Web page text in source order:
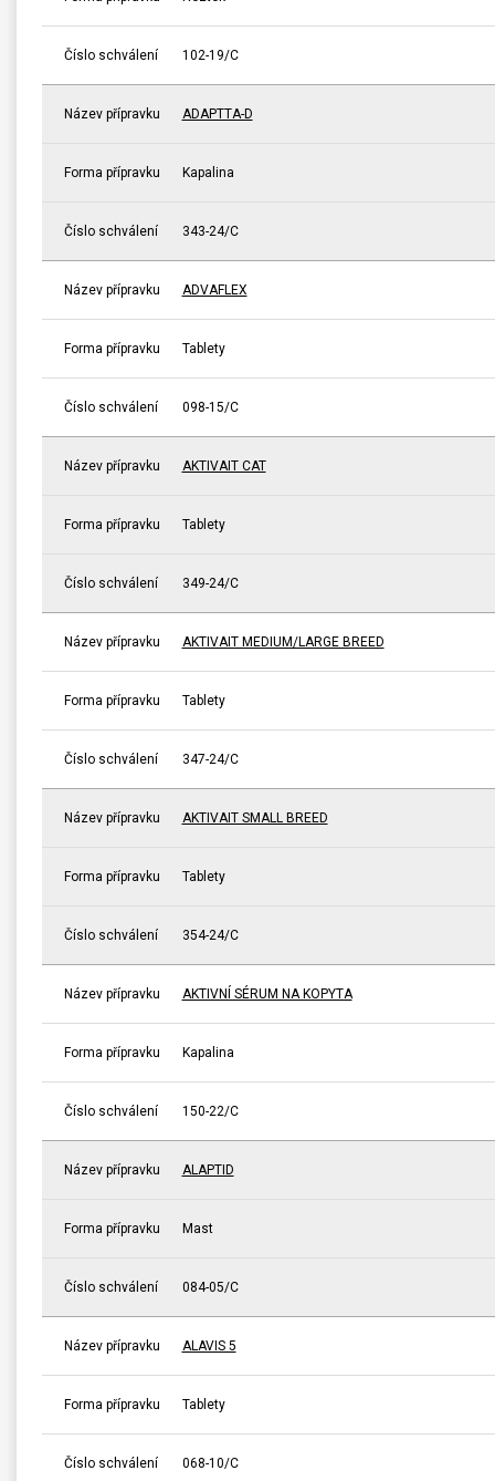
Číslo schválení 102-19/C
Název přípravku ADAPTTA-D
Forma přípravku Kapalina
Číslo schválení 343-24/C
Název přípravku ADVAFLEX
Forma přípravku Tablety
Číslo schválení 098-15/C
Název přípravku AKTIVAIT CAT
Forma přípravku Tablety
Číslo schválení 349-24/C
Název přípravku AKTIVAIT MEDIUM/LARGE BREED
Forma přípravku Tablety
Číslo schválení 347-24/C
Název přípravku AKTIVAIT SMALL BREED
Forma přípravku Tablety
Číslo schválení 354-24/C
Název přípravku AKTIVNÍ SÉRUM NA KOPYTA
Forma přípravku Kapalina
Číslo schválení 150-22/C
Název přípravku ALAPTID
Forma přípravku Mast
Číslo schválení 084-05/C
Název přípravku ALAVIS 5
Forma přípravku Tablety
Číslo schválení 068-10/C